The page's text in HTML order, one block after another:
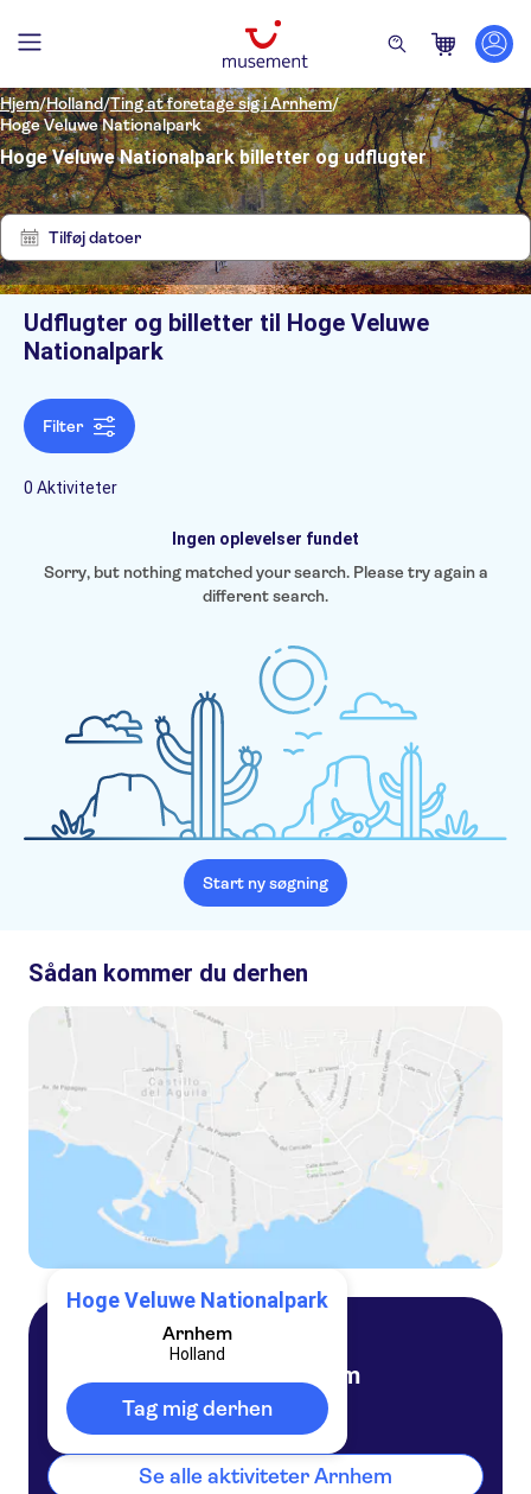
Hjem/Holland/Ting at foretage sig i Arnhem/
Hoge Veluwe Nationalpark
Hoge Veluwe Nationalpark billetter og udflugter
Tilføj datoer
Filters
Ryd
filtre
Ingen
resultater
Udflugter og billetter til Hoge Veluwe
Nationalpark
Filter
0 Aktiviteter
Ingen oplevelser fundet
Sorry, but nothing matched your search. Please try again a
different search.
Start ny søgning
Sådan kommer du derhen
Hoge Veluwe Nationalpark
Arnhem
Holland
Tag mig derhen
Arnhem
Holland
Se alle aktiviteter Arnhem